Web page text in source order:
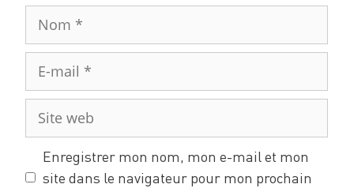
Enregistrer mon nom, mon e-mail et mon
site dans le navigateur pour mon prochain